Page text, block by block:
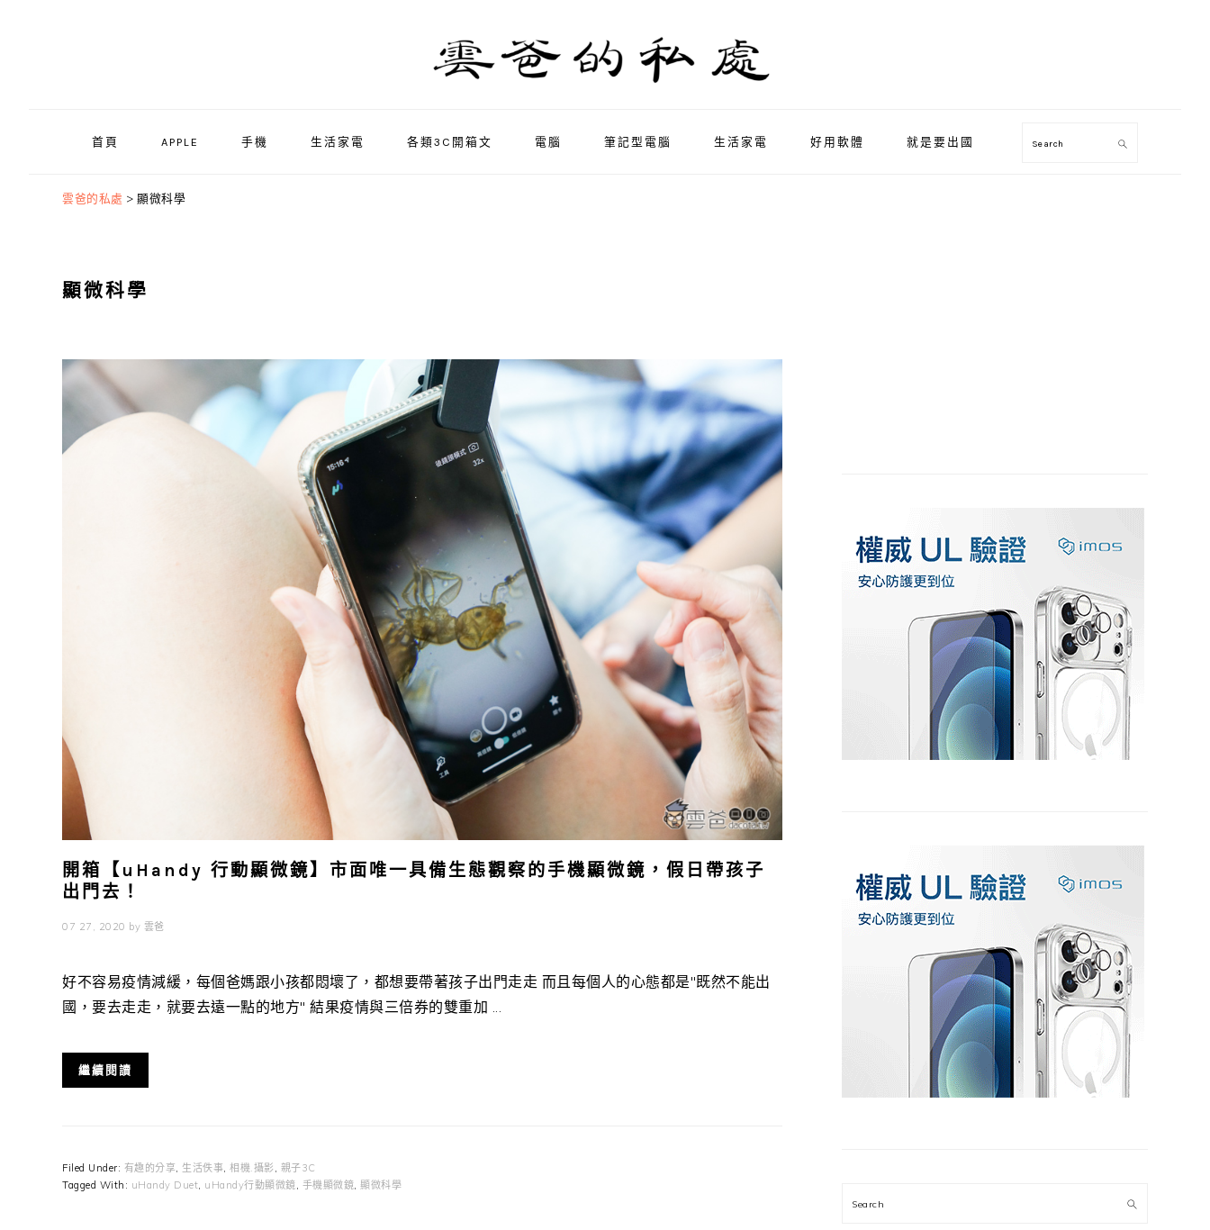
首頁 APPLE 手機 生活家電 各類3C開箱文 電腦 筆記型電腦 生活家電 好用軟體 就是要出國 Search
雲爸的私處 > 顯微科學
顯微科學
開箱【uHandy 行動顯微鏡】市面唯一具備生態觀察的手機顯微鏡，假日帶孩子
出門去！
07 27, 2020 by 雲爸
好不容易疫情減緩，每個爸媽跟小孩都悶壞了，都想要帶著孩子出門走走 而且每個人的心態都是"既然不能出
國，要去走走，就要去遠一點的地方" 結果疫情與三倍券的雙重加 ...
繼續閱讀
Filed Under: 有趣的分享 生活佚事 相機.攝影
親子3C
Tagged With: uHandy Duet uHandy行動顯微鏡 手機顯微鏡 顯微科學
Search